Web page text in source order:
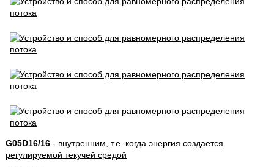
G05D16/16- внутренним, т.е. когда энергия создается
регулируемой текучей средой